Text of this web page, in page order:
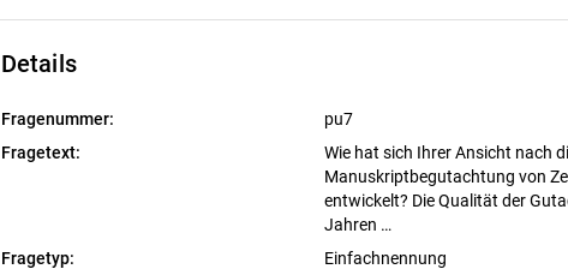
Details
Fragenummer:
pu7
Fragetext:
Wie hat sich Ihrer Ansicht nach
Manuskriptbegutachtung von
entwickelt? Die Qualität der
Jahren …
Fragetyp:
Einfachnennung